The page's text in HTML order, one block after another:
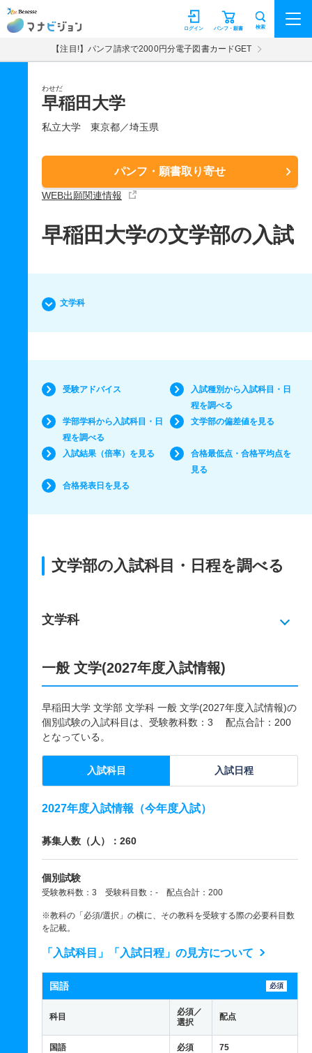
マナビジョン パンフ・願書
ログイン 検索
【注目!】パンフ請求で2000円分電子図書カードGET
わせだ
早稲田大学
私立大学 東京都／埼玉県
パンフ・願書取り寄せ
WEB出願関連情報
早稲田大学の文学部の入試
文学科
受験アドバイス
入試種別から入試科目・日
程を調べる
学部学科から入試科目・日
程を調べる
文学部の偏差値を見る
入試結果（倍率）を見る
合格最低点・合格平均点を
見る
合格発表日を見る
文学部の入試科目・日程を調べる
文学科
一般 文学(2027年度入試情報)
早稲田大学 文学部 文学科 一般 文学(2027年度入試情報)の
個別試験の入試科目は、受験教科数：3 配点合計：200
となっている。
入試科目 入試日程
2027年度入試情報（今年度入試）
募集人数（人）：260
個別試験
受験教科数：3 受験科目数：- 配点合計：200
※教科の「必須/選択」の横に、その教科を受験する際の必要科目数
を記載。
「入試科目」「入試日程」の見方について
国語 必須
科目
必須／
選択
配点
国語 必須 75